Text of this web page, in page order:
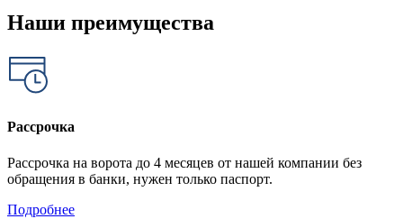
Наши преимущества
Рассрочка
Рассрочка на ворота до 4 месяцев от нашей компании без
обращения в банки, нужен только паспорт.
Подробнее